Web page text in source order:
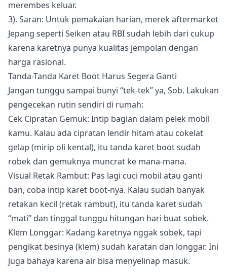
merembes keluar.
3). Saran: Untuk pemakaian harian, merek aftermarket
Jepang seperti Seiken atau RBI sudah lebih dari cukup
karena karetnya punya kualitas jempolan dengan
harga rasional.
Tanda-Tanda Karet Boot Harus Segera Ganti
Jangan tunggu sampai bunyi “tek-tek” ya, Sob. Lakukan
pengecekan rutin sendiri di rumah:
Cek Cipratan Gemuk: Intip bagian dalam pelek mobil
kamu. Kalau ada cipratan lendir hitam atau cokelat
gelap (mirip oli kental), itu tanda karet boot sudah
robek dan gemuknya muncrat ke mana-mana.
Visual Retak Rambut: Pas lagi cuci mobil atau ganti
ban, coba intip karet boot-nya. Kalau sudah banyak
retakan kecil (retak rambut), itu tanda karet sudah
“mati” dan tinggal tunggu hitungan hari buat sobek.
Klem Longgar: Kadang karetnya nggak sobek, tapi
pengikat besinya (klem) sudah karatan dan longgar. Ini
juga bahaya karena air bisa menyelinap masuk.